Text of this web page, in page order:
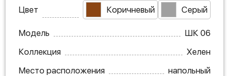
Цвет Коричневый Серый
Модель
ШК 06
Коллекция
Хелен
Место расположения
напольный